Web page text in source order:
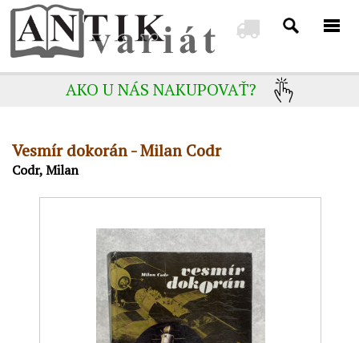
AKO U NÁS NAKUPOVAŤ?
Vesmír dokorán - Milan Codr
Codr, Milan